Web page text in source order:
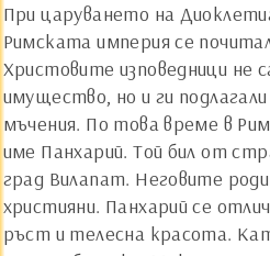
При царуването на
Римската империя се
Христовите изповедници не
имущество, но и ги
мъчения. По това време в
име Панхарий. Той бил от
град Вилапат. Неговите
християни. Панхарий се
ръст и телесна красота.